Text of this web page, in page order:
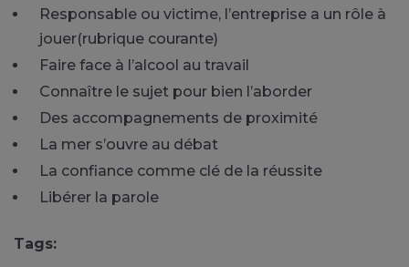
Responsable ou victime, l’entreprise a un rôle à
jouer(rubrique courante)
Faire face à l’alcool au travail
Connaître le sujet pour bien l’aborder
Des accompagnements de proximité
La mer s’ouvre au débat
La confiance comme clé de la réussite
Libérer la parole
Tags: